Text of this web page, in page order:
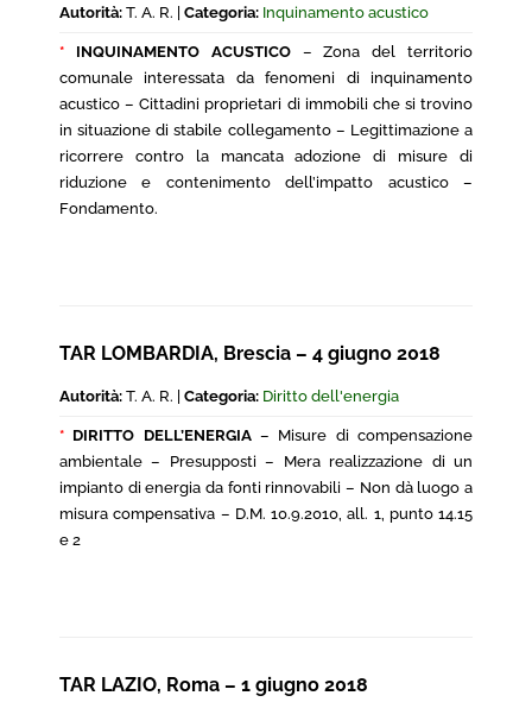
Autorità: T. A. R. | Categoria: Inquinamento acustico
* INQUINAMENTO ACUSTICO – Zona del territorio
comunale interessata da fenomeni di inquinamento
acustico – Cittadini proprietari di immobili che si trovino
in situazione di stabile collegamento – Legittimazione a
ricorrere contro la mancata adozione di misure di
riduzione e contenimento dell’impatto acustico –
Fondamento.
TAR LOMBARDIA, Brescia – 4 giugno 2018
Autorità: T. A. R. | Categoria: Diritto dell'energia
* DIRITTO DELL’ENERGIA– Misure di compensazione
ambientale – Presupposti – Mera realizzazione di un
impianto di energia da fonti rinnovabili – Non dà luogo a
misura compensativa – D.M. 10.9.2010, all. 1, punto 14.15
e 2
TAR LAZIO, Roma – 1 giugno 2018